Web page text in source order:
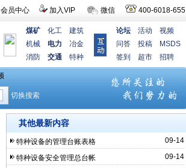
会员中心 加入VIP 微信 400-6018-655
煤矿 化工
建筑
机械
电力
冶金
消防
交通 特种
论坛 活动
视频
问答
投稿
MSDS
签到
超市 招聘
其他最新内容
09-14
特种设备的管理台账表格
09-14
特种设备安全管理总台帐